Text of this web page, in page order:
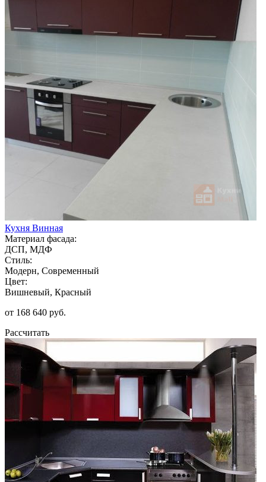
Кухня Винная
Материал фасада:
ДСП, МДФ
Стиль:
Модерн, Современный
Цвет:
Вишневый, Красный
от 168 640 руб.
Рассчитать